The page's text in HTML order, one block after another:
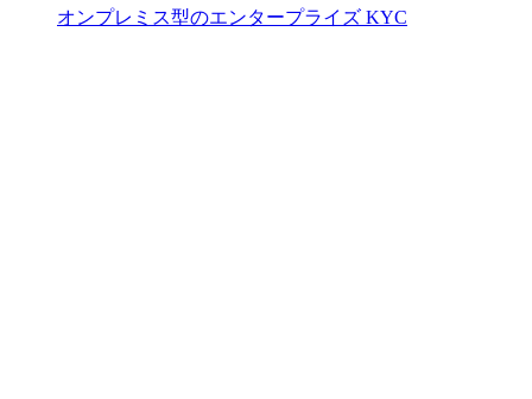
オンプレミス型のエンタープライズ KYC